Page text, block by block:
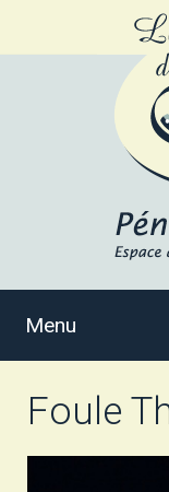
Menu
Foule